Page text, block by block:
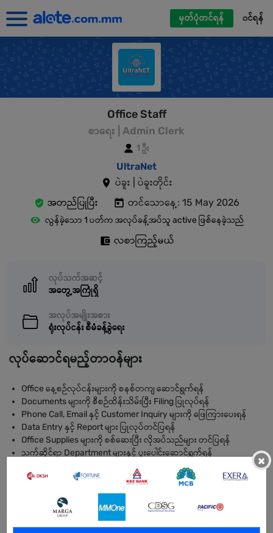
မှတ်ပုံတင်ရန် ၀င်ရန်
Office Staff
စာရေး | Admin Clerk
1 ဦး
UltraNet
ပဲခူး | ပဲခူးတိုင်း
အတည်ပြုပြီး
တင်သောနေ့: 15 May 2026
လွန်ခဲ့သော 1 ပတ်က အလုပ်ခန့်အပ်သူ active ဖြစ်နေခဲ့သည်
လစာကြည့်မယ်
လုပ်သက်အဆင့်
အတွေ့အကြုံရှိ
အလုပ်အမျိုးအစား
ရုံးလုပ်ငန်း စီမံခန့်ခွဲရေး
လုပ်ဆောင်ရမည့်တာဝန်များ
Office နေ့စဉ်လုပ်ငန်းများကို စနစ်တကျ ဆောင်ရွက်ရန်
Documents များကို စီစဉ်ထိန်းသိမ်းပြီး Filing ပြုလုပ်ရန်
Phone Call, Email နှင့် Customer Inquiry များကို ဖြေကြားပေးရန်
Data Entry နှင့် Report များ ပြုလုပ်တင်ပြရန်
Office Supplies များကို စစ်ဆေးပြီး လိုအပ်သည်များ တင်ပြရန်
သက်ဆိုင်ရာ Department များနှင့် ပူးပေါင်းဆောင်ရွက်ရန်
Meeting Schedule နှင့် Appointment များ စီစဉ်ပေးရန်
Management မှ ပေးအပ်သော တာဝန်များကို အချိန်မီ ဆောင်ရွက်ရန်
လိုအပ်သောအရည်အချင်း
×